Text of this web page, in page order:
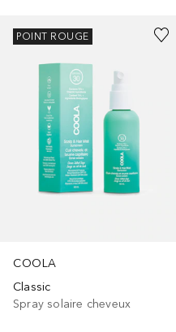
COOLA
Classic
Spray solaire cheveux
POINT ROUGE